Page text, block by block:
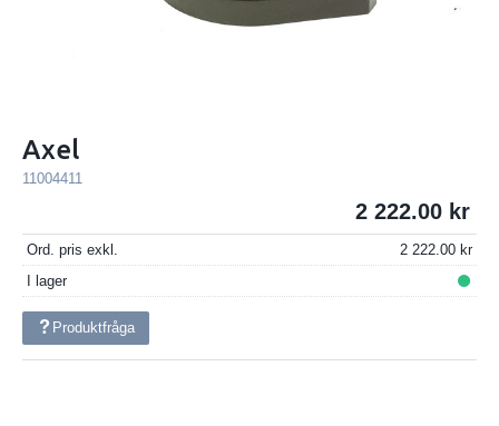
Axel
11004411
2 222.00
Ord. pris exkl.
2 222.00
I lager
Produktfråga